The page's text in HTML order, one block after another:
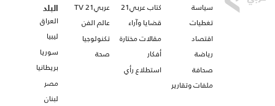
سياسة
تغطيات
اقتصاد
رياضة
صحافة
ملفات وتقارير
كتاب عربي21
قضايا وآراء
مقالات مختارة
أفكار
استطلاع رأي
عربي21 TV
عالم الفن
تكنولوجيا
صحة
البلد
العراق
ليبيا
سوريا
بريطانيا
مصر
لبنان